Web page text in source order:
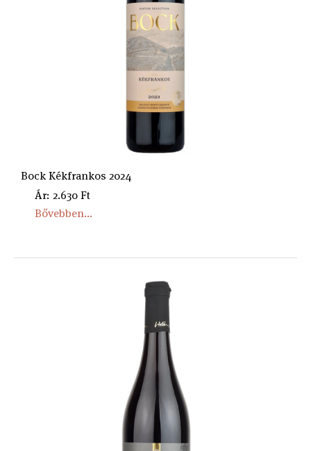
Bock Kékfrankos 2024
Ár: 2.630 Ft
Bővebben...